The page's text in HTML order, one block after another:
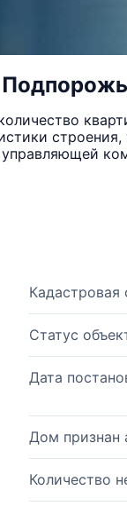
Кадастровая
Статус
Дата
Дом признан
Количество